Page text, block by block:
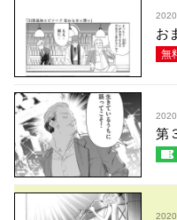
お
無
第